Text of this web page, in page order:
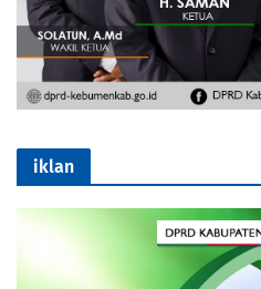
iklan